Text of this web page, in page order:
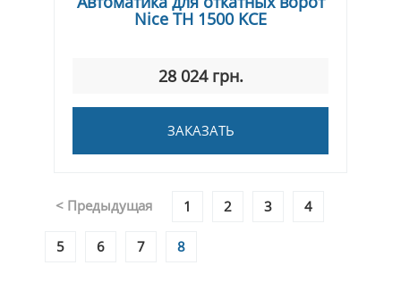
Nice TH 1500 KCE
28 024 грн.
ЗАКАЗАТЬ
< Предыдущая 1 2 3 4
5 6 7 8